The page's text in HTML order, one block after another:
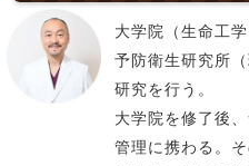
大学院（生命工
予防衛生研究所
研究を行う。
大学院を修了後
管理に携わる。